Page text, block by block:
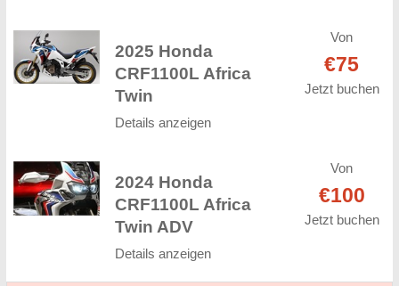
2025 Honda
CRF1100L Africa
Twin
Details anzeigen
Von
€75
Jetzt buchen
2024 Honda
CRF1100L Africa
Twin ADV
Details anzeigen
Von
€100
Jetzt buchen